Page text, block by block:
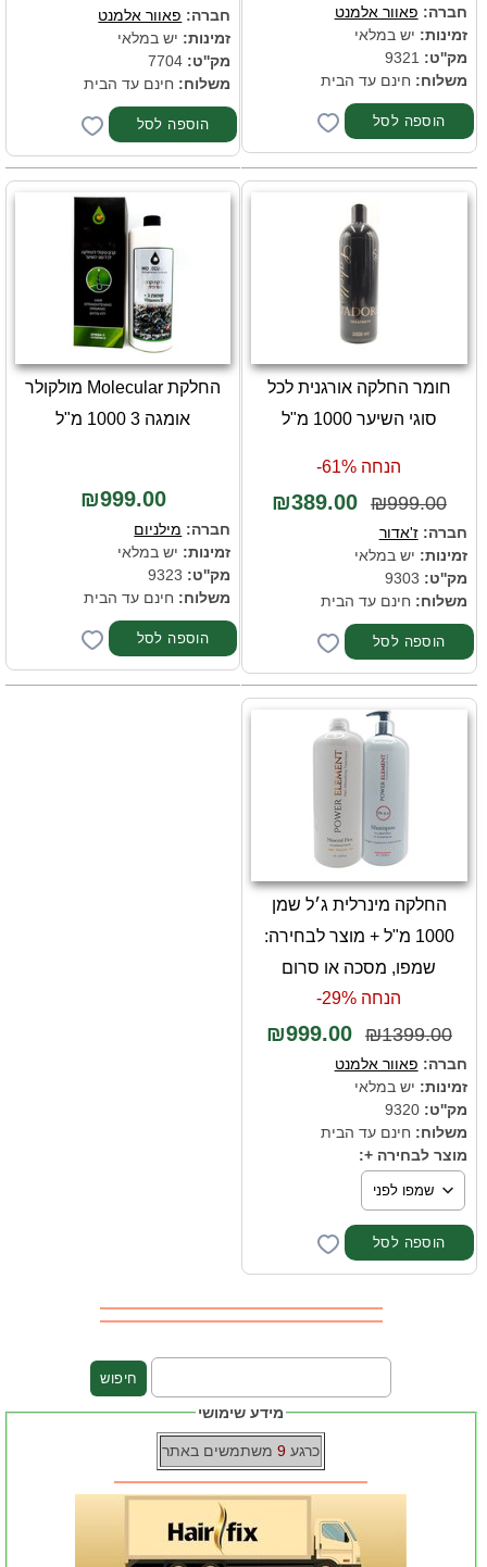
חברה: פאוור אלמנט
זמינות: יש במלאי
מק''ט:
משלוח: חינם עד הבית
חברה: פאוור אלמנט
זמינות: יש במלאי
מק''ט:
משלוח: חינם עד הבית
חומר החלקה אורגנית לכל
סוגי השיער 1000 מ"ל
הנחה 61%-
₪999.00
₪389.00
חברה:ז'אדור
זמינות: יש במלאי
מק''ט:
משלוח: חינם עד הבית
החלקת Molecular מולקולר
אומגה 3 1000 מ"ל
₪999.00
חברה: מילניום
זמינות: יש במלאי
מק''ט:
משלוח: חינם עד הבית
החלקה מינרלית ג׳ל שמן
1000 מ"ל + מוצר לבחירה:
שמפו, מסכה או סרום
הנחה 29%-
₪1399.00
₪999.00
חברה: פאוור אלמנט
זמינות: יש במלאי
מק''ט: 9320
משלוח: חינם עד הבית
מוצר לבחירה +:
מידע שימושי
כרגע 9משתמשים באתר